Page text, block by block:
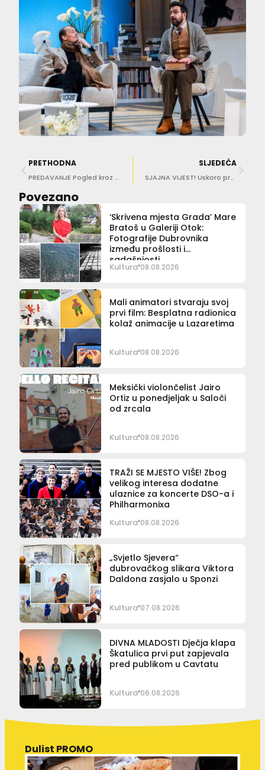
PRETHODNA
PREDAVANJE Pogled kroz Portret Marije Ghetaldi-Gondola u svjetlu povijesnih i arhivskih istraživanja
SLJEDEĆA
SJAJNA VIJEST! Uskoro predstavljanje najopsežnije Bukovčeve monografije
Povezano
‘Skrivena mjesta Grada’ Mare
Bratoš u Galeriji Otok:
Fotografije Dubrovnika
između prošlosti i
sadašnjosti
Kultura 08.08.2026
Mali animatori stvaraju svoj
prvi film: Besplatna radionica
kolaž animacije u Lazaretima
Kultura 08.08.2026
Meksički violončelist Jairo
Ortiz u ponedjeljak u Saloči
od zrcala
Kultura 08.08.2026
TRAŽI SE MJESTO VIŠE! Zbog
velikog interesa dodatne
ulaznice za koncerte DSO-a i
Philharmonixa
Kultura 08.08.2026
„Svjetlo Sjevera“
dubrovačkog slikara Viktora
Daldona zasjalo u Sponzi
Kultura 07.08.2026
DIVNA MLADOSTI Dječja klapa
Škatulica prvi put zapjevala
pred publikom u Cavtatu
Kultura 06.08.2026
Dulist PROMO